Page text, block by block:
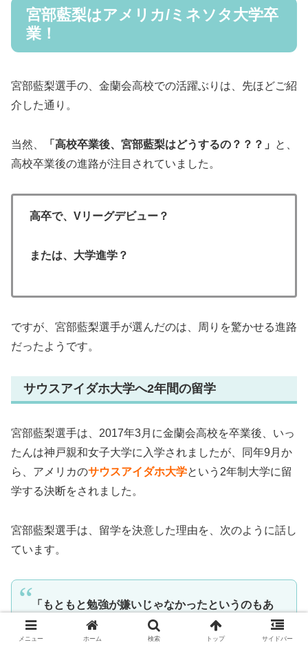
宮部藍梨はアメリカ/ミネソタ大学卒
業！
宮部藍梨選手の、金蘭会高校での活躍ぶりは、先ほどご紹
介した通り。
当然、 「高校卒業後、宮部藍梨はどうするの？？？」
と、
高校卒業後の進路が注目されていました。
高卒で、Vリーグデビュー？
または、大学進学？
ですが、宮部藍梨選手が選んだのは、周りを驚かせる進路
だったようです。
サウスアイダホ大学へ2年間の留学
宮部藍梨選手は、2017年3月に金蘭会高校を卒業後、いっ
たんは神戸親和女子大学に入学されましたが、同年9月か
ら、アメリカのサウスアイダホ大学という2年制大学に留
学する決断をされました。
宮部藍梨選手は、留学を決意した理由を、次のように話し
ています。
「もともと勉強が嫌いじゃなかったというのもあ
ります。
メニュー ホーム 検索 トップ サイドバー